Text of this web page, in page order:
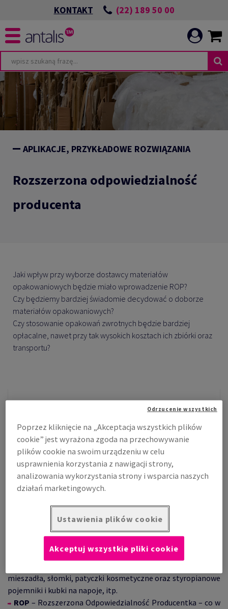
KONTAKT (22) 189 50 00
APLIKACJE, PRZYKŁADOWE ROZWIĄZANIA
Rozszerzona odpowiedzialność
producenta
Jaki wpływ przy wyborze dostawcy materiałów
opakowaniowych będzie miało wprowadzenie ROP?
Czy będziemy bardziej świadomie decydować o doborze
materiałów opakowaniowych?
Czy stosowanie opakowań zwrotnych będzie bardziej
opłacalne, nawet przy tak wysokich kosztach ich zbiórki oraz
transportu?
Zapowiadane od ubiegłego roku przez Ministerstwo Klimatu
i Środowiska zmiany dotyczące odpadów opakowaniowych
powoli wchodzą w życie. Część przepisów zaczęła
obowiązywać już od 1 stycznia 2021r.
Zamiany te dotyczyły konieczność rejestracji wBDO(Baza
Danych Odpadowych tj. Rejestr-BDO oraz moduły ewidencji i
kraj członkowski UE.
już w lipcu 2021 roku i dotyczy zakazu obrotu produktami
mieszadła, słomki, patyczki kosmetyczne oraz styropianowe
pojemniki i kubki na napoje, itp.
ROP – Rozszerzona Odpowiedzialność Producentka – co w
Poprzez kliknięcie na „Akceptacja wszystkich plików
cookie” jest wyrażona zgoda na przechowywanie
plików cookie na swoim urządzeniu w celu
usprawnienia korzystania z nawigacji strony,
analizowania wykorzystania strony i wsparcia naszych
działań marketingowych.
Ustawienia plików cookie
Odrzucenie wszystkich
Akceptuj wszystkie pliki cookie